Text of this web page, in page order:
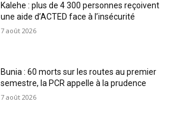
Kalehe : plus de 4 300 personnes reçoivent
une aide d’ACTED face à l’insécurité
7 août 2026
Bunia : 60 morts sur les routes au premier
semestre, la PCR appelle à la prudence
7 août 2026